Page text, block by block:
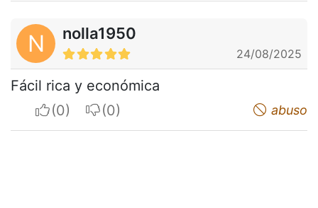
N nolla1950
24/08/2025
Fácil rica y económica
I apreciateI do not appreciate abuso